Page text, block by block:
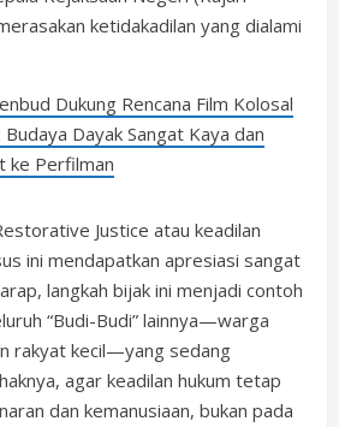
ketidakadilan yang dialami
Dukung Rencana Film Kolosal
Budaya Dayak Sangat Kaya dan
ke Perfilman
Justice atau keadilan
ini mendapatkan apresiasi sangat
langkah bijak ini menjadi contoh
“Budi-Budi” lainnya—warga
rakyat kecil—yang sedang
agar keadilan hukum tetap
dan kemanusiaan, bukan pada